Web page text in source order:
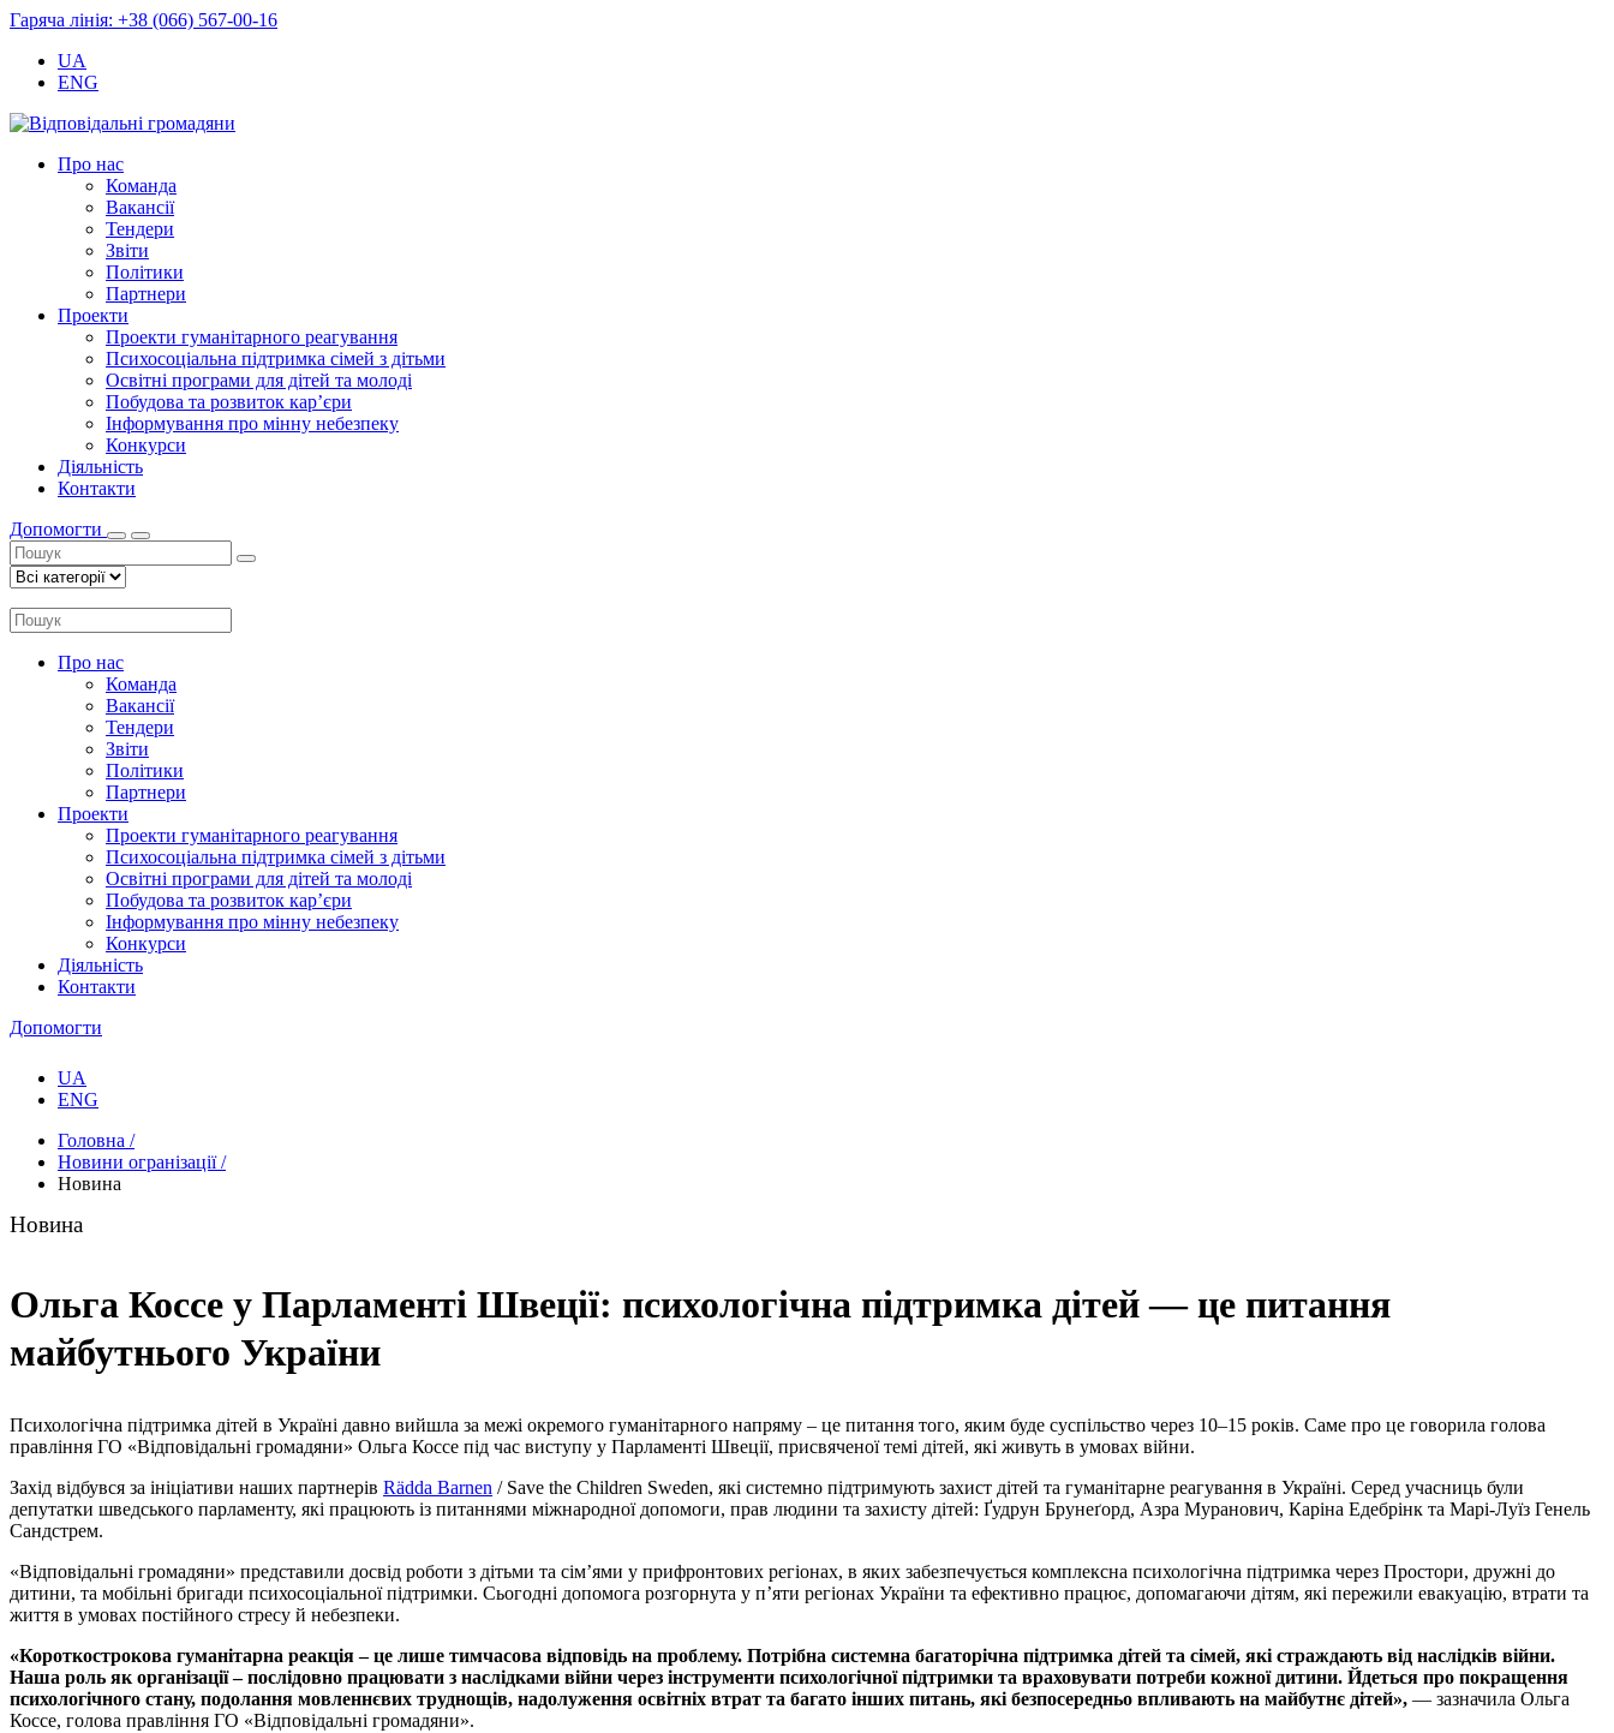
Гаряча лінія: +38 (066) 567-00-16
UA
ENG
Про нас
Команда
Вакансії
Тендери
Звіти
Політики
Партнери
Проекти
Проекти гуманітарного реагування
Психосоціальна підтримка сімей з дітьми
Освітні програми для дітей та молоді
Побудова та розвиток кар’єри
Інформування про мінну небезпеку
Конкурси
Діяльність
Контакти
Допомогти
Про нас
Команда
Вакансії
Тендери
Звіти
Політики
Партнери
Проекти
Проекти гуманітарного реагування
Психосоціальна підтримка сімей з дітьми
Освітні програми для дітей та молоді
Побудова та розвиток кар’єри
Інформування про мінну небезпеку
Конкурси
Діяльність
Контакти
Допомогти
UA
ENG
Головна /
Новини огранізації /
Новина
Новина
Ольга Коссе у Парламенті Швеції: психологічна підтримка дітей — це питання
майбутнього України
Психологічна підтримка дітей в Україні давно вийшла за межі окремого гуманітарного напряму – це питання того, яким буде суспільство через 10–15 років. Саме про це говорила голова
правління ГО «Відповідальні громадяни» Ольга Коссе під час виступу у Парламенті Швеції, присвяченої темі дітей, які живуть в умовах війни.
Захід відбувся за ініціативи наших партнерів Rädda Barnen / Save the Children Sweden, які системно підтримують захист дітей та гуманітарне реагування в Україні. Серед учасниць були
депутатки шведського парламенту, які працюють із питаннями міжнародної допомоги, прав людини та захисту дітей: Ґудрун Брунеґорд, Азра Муранович, Каріна Едебрінк та Марі-Луїз Генель
Сандстрем.
«Відповідальні громадяни» представили досвід роботи з дітьми та сім’ями у прифронтових регіонах, в яких забезпечується комплексна психологічна підтримка через Простори, дружні до
дитини, та мобільні бригади психосоціальної підтримки. Сьогодні допомога розгорнута у п’яти регіонах України та ефективно працює, допомагаючи дітям, які пережили евакуацію, втрати та
життя в умовах постійного стресу й небезпеки.
«Короткострокова гуманітарна реакція – це лише тимчасова відповідь на проблему. Потрібна системна багаторічна підтримка дітей та сімей, які страждають від наслідків війни.
Наша роль як організації – послідовно працювати з наслідками війни через інструменти психологічної підтримки та враховувати потреби кожної дитини. Йдеться про покращення
психологічного стану, подолання мовленнєвих труднощів, надолуження освітніх втрат та багато інших питань, які безпосередньо впливають на майбутнє дітей», — зазначила Ольга
Коссе, голова правління ГО «Відповідальні громадяни».